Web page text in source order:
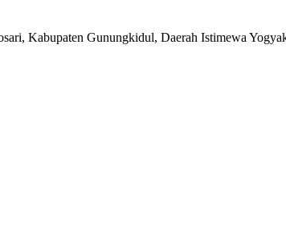
Kabupaten Gunungkidul, Daerah Istimewa